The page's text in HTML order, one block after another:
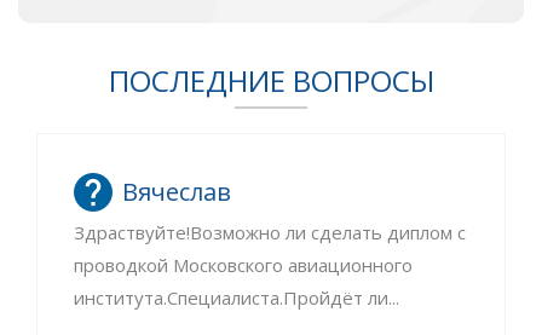
ПОСЛЕДНИЕ ВОПРОСЫ
Вячеслав
Здраствуйте!Возможно ли сделать диплом с
проводкой Московского авиационного
института.Специалиста.Пройдёт ли...